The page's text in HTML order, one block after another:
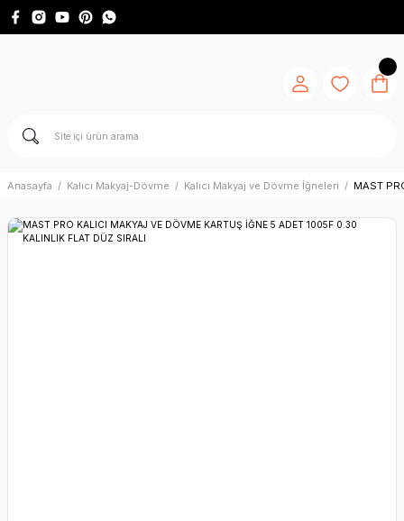
Anasayfa Kalıcı Makyaj-Dövme Kalıcı Makyaj ve Dövme İğneleri MAST